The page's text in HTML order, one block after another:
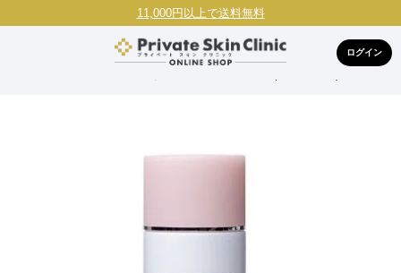
11,000円以上で送料無料
ログイン